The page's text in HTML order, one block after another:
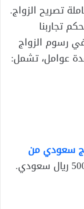
تصريح الزواج.
تجاربنا
رسوم الزواج
عوامل، تشمل:
سعودي من